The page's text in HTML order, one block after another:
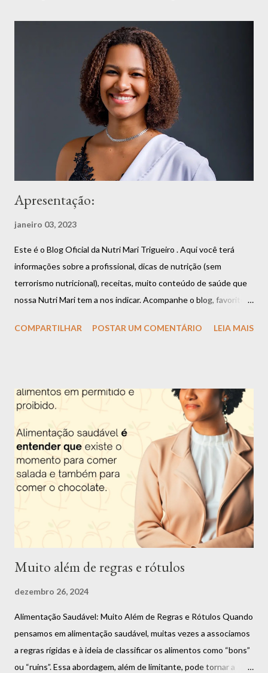
Apresentação:
janeiro 03, 2023
Este é o Blog Oficial da Nutri Mari Trigueiro . Aqui você terá
informações sobre a profissional, dicas de nutrição (sem
terrorismo nutricional), receitas, muito conteúdo de saúde que
nossa Nutri Mari tem a nos indicar. Acompanhe o blog, favorite,
uma boa alimentação é garantia de saúde e longevidade.
anos e desde os 16 anos eu escolhi essa profissão por ver o
impacto que uma má alimentação causa na saúde e querer
descobrir uma forma de mudar essa situação e assim ajudar as
pessoas. Apesar de ter muitas outras paixões, como citei
anteriormente, eu nunca consegui me enxergar fazendo outra
coisa. Fui uma criança acima do peso e desde nova senti o peso
dos padrões de beleza impostos pela sociedade. O ano de 2022
COMPARTILHAR POSTAR UM COMENTÁRIO LEIA MAIS
Muito além de regras e rótulos
dezembro 26, 2024
Alimentação Saudável: Muito Além de Regras e Rótulos Quando
pensamos em alimentação saudável, muitas vezes a associamos
a regras rígidas e à ideia de classificar os alimentos como “bons”
ou “ruins”. Essa abordagem, além de limitante, pode tornar a